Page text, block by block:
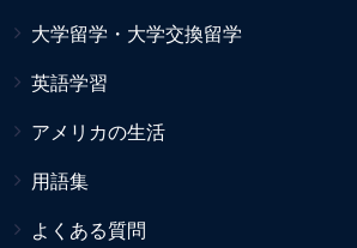
大学留学・大学交換留学
英語学習
アメリカの生活
用語集
よくある質問